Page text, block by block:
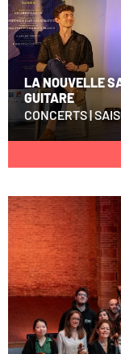
LA NOUVELLE
GUITARE
CONCERTS|